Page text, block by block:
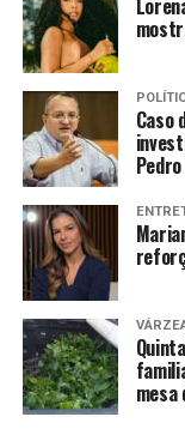
No primeiro
ordem de serviço
para duplicar 86
(Diamantino) e o
contrato, também
foi celebrado em
capacidade de 88
Mutum a Lucas do
Ainda hoje, Mauro
inauguram o
com
de recursos
comercial-
Caso
mesa